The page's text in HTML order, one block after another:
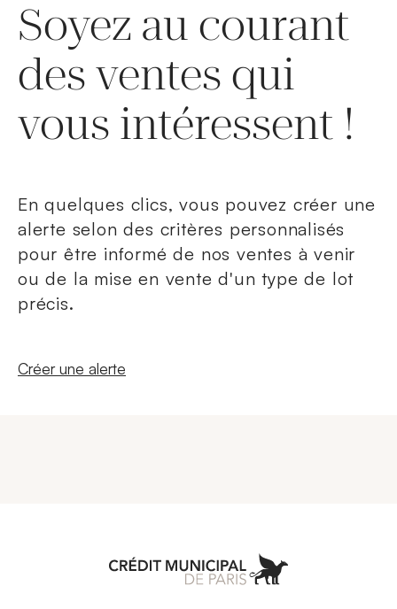
Soyez au courant
des ventes qui
vous intéressent !
En quelques clics, vous pouvez créer une
alerte selon des critères personnalisés
pour être informé de nos ventes à venir
ou de la mise en vente d'un type de lot
précis.
Nouvelle fenêtre
Créer une alerte